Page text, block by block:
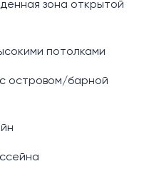
зона открытой
потолками
с островом/барной